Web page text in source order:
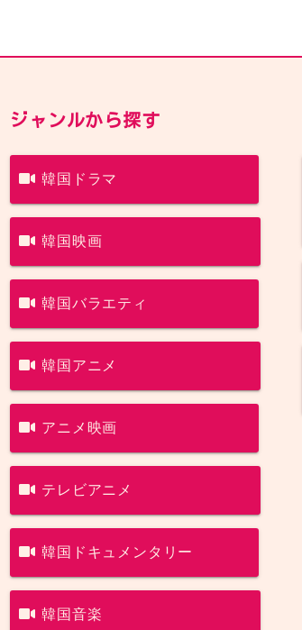
ジャンルから探す
韓国ドラマ
韓国映画
韓国バラエティ
韓国アニメ
アニメ映画
テレビアニメ
韓国ドキュメンタリー
韓国音楽